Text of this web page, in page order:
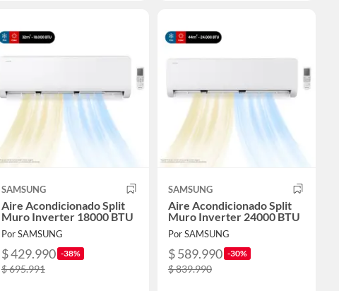
SAMSUNG
Aire Acondicionado Split
Muro Inverter 18000 BTU
Por SAMSUNG
$ 429.990 -38%
$ 695.991
SAMSUNG
Aire Acondicionado Split
Muro Inverter 24000 BTU
Por SAMSUNG
$ 589.990 -30%
$ 839.990